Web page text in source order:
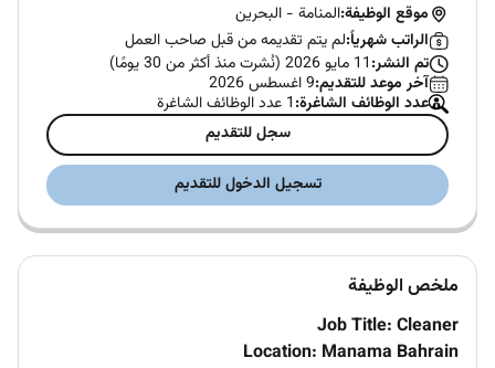
موقع الوظيفة:المنامة - البحرين
الراتب شهرياً:لم يتم تقديمه من قبل صاحب العمل
تم النشر:11 مايو 2026 (نُشرت منذ أكثر من 30 يومًا)
آخر موعد للتقديم:9 اغسطس 2026
عدد الوظائف الشاغرة:1 عدد الوظائف الشاغرة
سجل للتقديم
تسجيل الدخول للتقديم
ملخص الوظيفة
Job Title: Cleaner
Location: Manama Bahrain